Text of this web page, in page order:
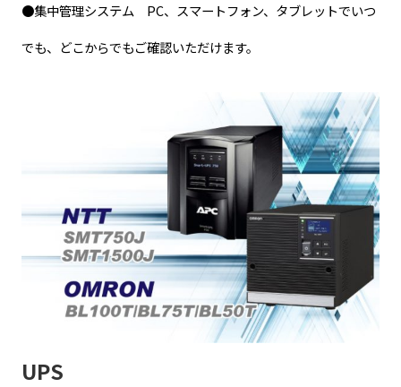
●集中管理システム PC、スマートフォン、タブレットでいつ
でも、どこからでもご確認いただけます。
UPS